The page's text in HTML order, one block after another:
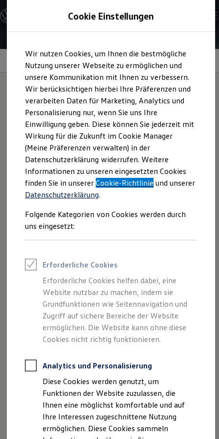
Hauptinhalt
springen
Footer
springen
Modelle & Konfigurator
Nutzfahrzeugkategorien entdecken
Modelle konfigurieren
Vorgängermodelle und Oldtimer
Vorgängermodelle
Oldtimer
Bulli Historie
Branchenlösungen & Gewerbekunden
Umbaulösungen und Hersteller finden
Auf- und Umbauten entdecken & konfigurieren
Groß- und Sonderkunden
Großkunden
Kommunen & Behörden
Journalisten
Sportvereine
Branchenlösungen
Bau & Handwerk
Gewerbliche Personenbeförderung
Service & mobile Werkstätten
Kurier, Logistik & Handel
Feuerwehr
Rettungsdienste
ONE Business ID Vorteile
Fahrzeugsuche & Marktplatz
Digitaler Marktplatz
Kauf & Finanzierung
Online-Fahrzeugbewertung
Aktionen & Angebote
E-Auto-Förderung
Für Privatkunden
Für Gewerbekunden
Profi Paket
TopDeal
Zertifizierte Gebrauchtwagen
Für Privatkunden
Für Gewerbekunden
Leasing
Für Privatkunden
Für Gewerbekunden
Versicherungen & Garantien
Garantien
Optionale Thermomatten
Leichter abdunkeln,
entspannter schlafen
Abends einfach wohlfühlen: Mit den neuen, optionalen
Thermomatten verwandeln Sie Ihren Grand California
Handumdrehen in einen geschützten Rückzugsort.
Magnetisch befestigt, dunkeln sie zuverlässig ab, schaffen
Privatsphäre und ein angenehmes Klima – ohne viel
Aufwand. Die schwarze Außenseite hält Sonnenstrahlen
fern und schützt vorm Aufheizen am Tag, die graue
kühlen Nächten. So genießen Sie mehr Ruhe, mehr Komfort,
mehr Vanlife – und dank praktischer Knickstangen lässt sich
die Frontmatte kompakt verstauen, damit mehr Platz fürs
Wesentliche bleibt.
Nutzungsbedingungen
Lizenzhinweise Dritter
Rückrufe
Cookie Einstellungen
Wir nutzen Cookies, um Ihnen die bestmögliche
Nutzung unserer Webseite zu ermöglichen und
unsere Kommunikation mit Ihnen zu verbessern.
Wir berücksichtigen hierbei Ihre Präferenzen und
verarbeiten Daten für Marketing, Analytics und
Personalisierung nur, wenn Sie uns Ihre
Einwilligung geben. Diese können Sie jederzeit mit
Wirkung für die Zukunft im Cookie Manager
(Meine Präferenzen verwalten) in der
Datenschutzerklärung widerrufen. Weitere
Informationen zu unseren eingesetzten Cookies
finden Sie in unsererCookie-Richtlinie und unserer
Datenschutzerklärung.
Folgende Kategorien von Cookies werden durch
uns eingesetzt:
Erforderliche Cookies
Erforderliche Cookies helfen dabei, eine
Website nutzbar zu machen, indem sie
Grundfunktionen wie Seitennavigation und
Zugriff auf sichere Bereiche der Website
ermöglichen. Die Website kann ohne diese
Cookies nicht richtig funktionieren.
Analytics und Personalisierung
Diese Cookies werden genutzt, um
Funktionen der Website zuzulassen, die
Ihnen eine möglichst komfortable und auf
Ihre Interessen zugeschnittene Nutzung
ermöglichen. Diese Cookies sammeln